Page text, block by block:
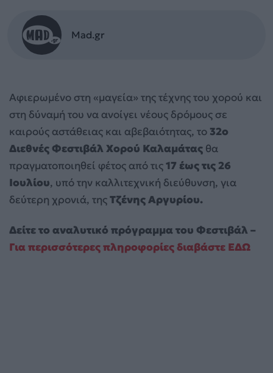
Mad.gr
Αφιερωμένο στη «μαγεία» της τέχνης του χορού και
στη δύναμή του να ανοίγει νέους δρόμους σε
καιρούς αστάθειας και αβεβαιότητας, το 32ο
Διεθνές Φεστιβάλ Χορού Καλαμάτας θα
πραγματοποιηθεί φέτος από τις17 έως τις 26
Ιουλίου, υπό την καλλιτεχνική διεύθυνση, για
δεύτερη χρονιά, τηςΤζένης Αργυρίου.
Δείτε το αναλυτικό πρόγραμμα του Φεστιβάλ –
Για περισσότερες πληροφορίες διαβάστε ΕΔΩ